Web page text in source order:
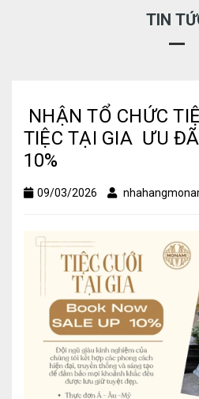
TIN
NHẬN TỔ CHỨC
TIỆC TẠI GIA ƯU
10%
09/03/2026